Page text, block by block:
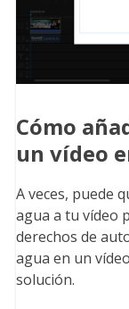
Cómo
un vídeo
A veces, puede
agua a tu vídeo
derechos de
agua en un
solución.